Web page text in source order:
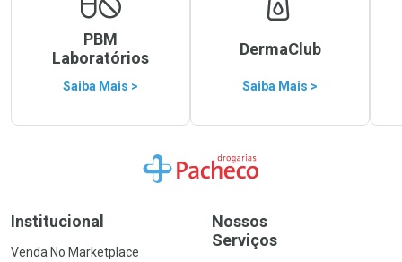
PBM
Laboratórios
Saiba Mais >
DermaClub
Saiba Mais >
Ir para a Home
Institucional
Venda No Marketplace
Nossos
Serviços